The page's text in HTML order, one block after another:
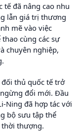
tế đã nâng cao nhu
lẫn giá trị thương
mẽ vào việc
cùng các sự
chuyên nghiệp,
đối thủ quốc tế trở
đổi mới. Đầu
Ning đã hợp tác với
bộ sưu tập thể
thời thượng.